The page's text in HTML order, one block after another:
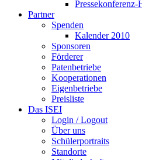
Partner
Spenden
Kalender 2010
Sponsoren
Förderer
Patenbetriebe
Kooperationen
Eigenbetriebe
Preisliste
Das ISEI
Login / Logout
Über uns
Schülerportraits
Standorte